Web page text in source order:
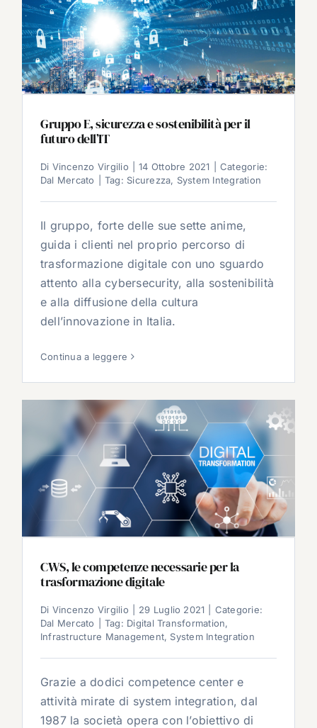
Gruppo E, sicurezza e sostenibilità per il
futuro dell’IT
Di Vincenzo Virgilio 14 Ottobre 2021
Categorie:
Dal Mercato
Tag: Sicurezza, System Integration
Il gruppo, forte delle sue sette anime,
guida i clienti nel proprio percorso di
trasformazione digitale con uno sguardo
attento alla cybersecurity, alla sostenibilità
e alla diffusione della cultura
dell’innovazione in Italia.
Continua a leggere
CWS, le competenze necessarie per la
trasformazione digitale
Di Vincenzo Virgilio 29 Luglio 2021
Categorie:
Dal Mercato
Tag: Digital Transformation,
Infrastructure Management, System Integration
Grazie a dodici competence center e
attività mirate di system integration, dal
1987 la società opera con l’obiettivo di